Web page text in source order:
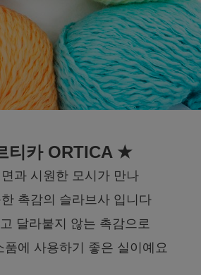
티카 ORTICA ★
과 시원한 모시가 만나
촉감의 슬라브사 입니다
달라붙지 않는 촉감으로
품에 사용하기 좋은 실이예요